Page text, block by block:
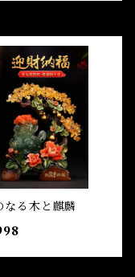
なる木と麒麟